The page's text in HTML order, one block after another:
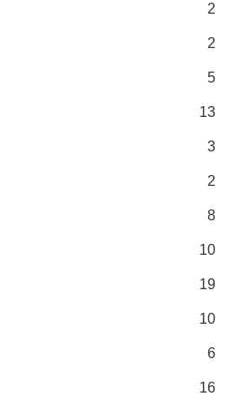
2
2
5
13
3
2
8
10
19
10
6
16